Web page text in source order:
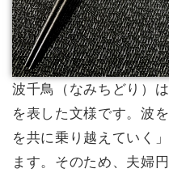
波千鳥（なみちどり）
を表した文様です。波
を共に乗り越えていく
ます。そのため、夫婦